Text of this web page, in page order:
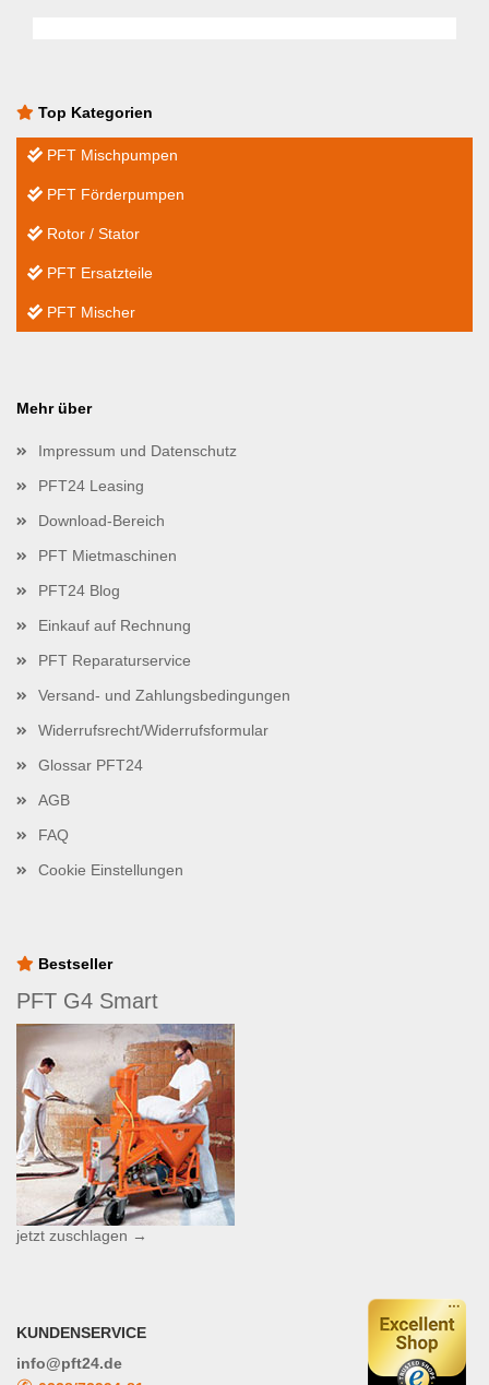
Top Kategorien
PFT Mischpumpen
PFT Förderpumpen
Rotor / Stator
PFT Ersatzteile
PFT Mischer
Mehr über
Impressum und Datenschutz
PFT24 Leasing
Download-Bereich
PFT Mietmaschinen
PFT24 Blog
Einkauf auf Rechnung
PFT Reparaturservice
Versand- und Zahlungsbedingungen
Widerrufsrecht/Widerrufsformular
Glossar PFT24
AGB
FAQ
Cookie Einstellungen
Bestseller
PFT G4 Smart
jetzt zuschlagen →
KUNDENSERVICE
info@pft24.de